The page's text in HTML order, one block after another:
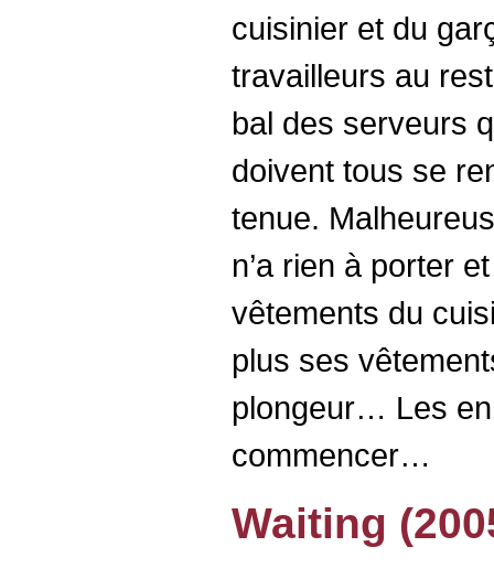
cuisinier et du
travailleurs au
bal des serveurs
doivent tous se
tenue.
n’a rien à porter
vêtements du
plus ses
plongeur… Les
commencer…
Waiting